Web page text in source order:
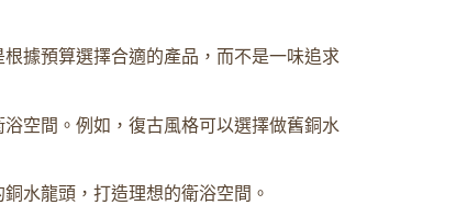
據預算選擇合適的產品，而不是一味追求
空間。例如，復古風格可以選擇做舊銅水
水龍頭，打造理想的衛浴空間。